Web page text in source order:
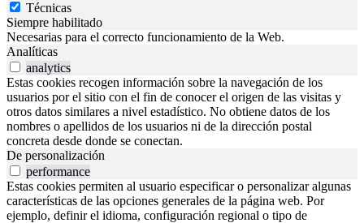
Técnicas
Siempre habilitado
Necesarias para el correcto funcionamiento de la Web.
Analíticas
analytics
Estas cookies recogen información sobre la navegación de los
usuarios por el sitio con el fin de conocer el origen de las visitas y
otros datos similares a nivel estadístico. No obtiene datos de los
nombres o apellidos de los usuarios ni de la dirección postal
concreta desde donde se conectan.
De personalización
performance
Estas cookies permiten al usuario especificar o personalizar algunas
características de las opciones generales de la página web. Por
ejemplo, definir el idioma, configuración regional o tipo de